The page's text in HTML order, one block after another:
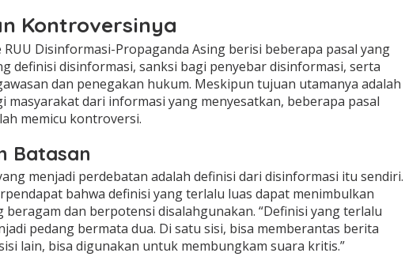
Kontroversinya
RUU Disinformasi-Propaganda Asing berisi beberapa pasal yang
definisi disinformasi, sanksi bagi penyebar disinformasi, serta
dan penegakan hukum. Meskipun tujuan utamanya adalah
masyarakat dari informasi yang menyesatkan, beberapa pasal
memicu kontroversi.
Batasan
menjadi perdebatan adalah definisi dari disinformasi itu sendiri.
bahwa definisi yang terlalu luas dapat menimbulkan
dan berpotensi disalahgunakan. “Definisi yang terlalu
pedang bermata dua. Di satu sisi, bisa memberantas berita
lain, bisa digunakan untuk membungkam suara kritis.”